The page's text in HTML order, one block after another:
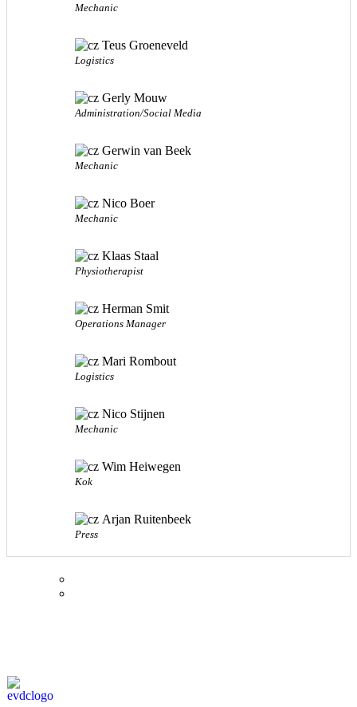
Mechanic
Teus Groeneveld
Logistics
Gerly Mouw
Administration/Social Media
Gerwin van Beek
Mechanic
Nico Boer
Mechanic
Klaas Staal
Physiotherapist
Herman Smit
Operations Manager
Mari Rombout
Logistics
Nico Stijnen
Mechanic
Wim Heiwegen
Kok
Arjan Ruitenbeek
Press